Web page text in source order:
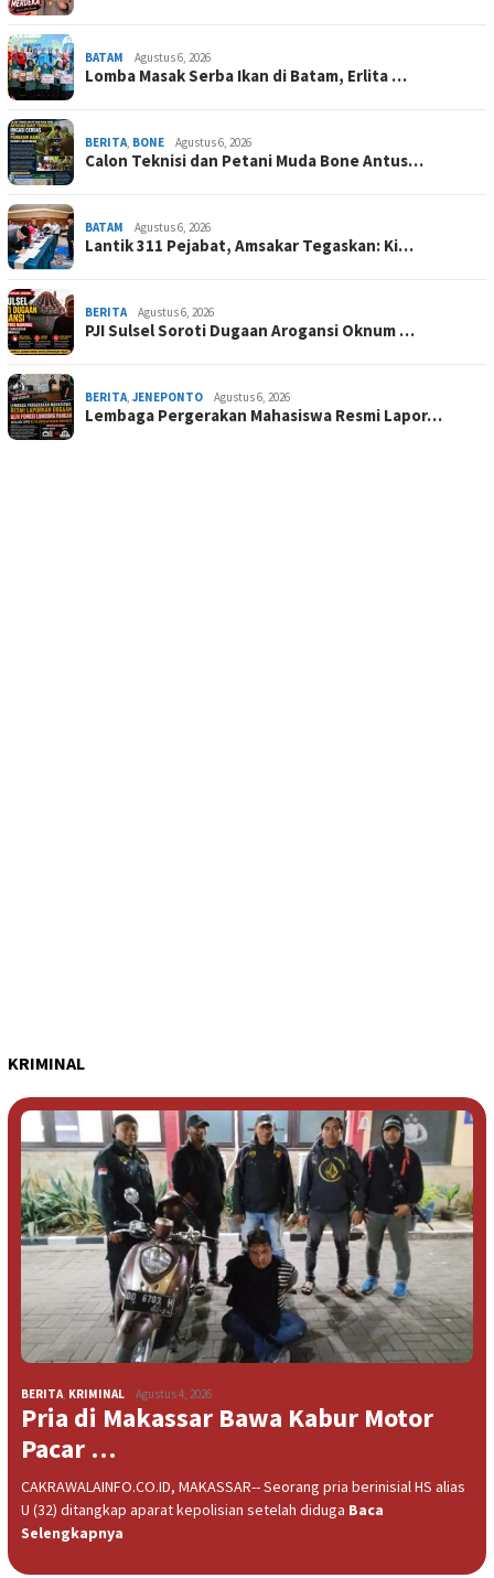
BATAM Agustus 6, 2026
Lomba Masak Serba Ikan di Batam, Erlita …
BERITA BONE Agustus 6, 2026
Calon Teknisi dan Petani Muda Bone Antus…
BATAM Agustus 6, 2026
Lantik 311 Pejabat, Amsakar Tegaskan: Ki…
BERITA Agustus 6, 2026
PJI Sulsel Soroti Dugaan Arogansi Oknum …
BERITA JENEPONTO Agustus 6, 2026
Lembaga Pergerakan Mahasiswa Resmi Lapor…
KRIMINAL
BERITA, KRIMINAL Agustus 4, 2026
Pria di Makassar Bawa Kabur Motor
Pacar …
CAKRAWALAINFO.CO.ID, MAKASSAR-- Seorang pria berinisial HS alias
U (32) ditangkap aparat kepolisian setelah diduga Baca
Selengkapnya